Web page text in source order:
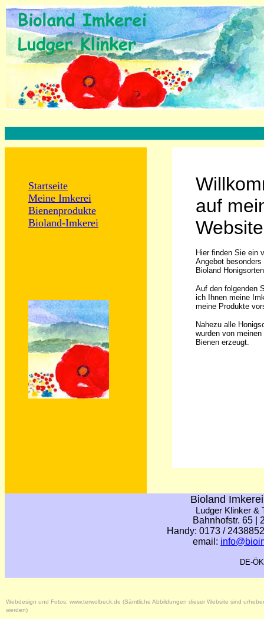
Startseite
Meine Imkerei
Bienenprodukte
Bioland-Imkerei
auf
Website
Hier finden Sie ein
Angebot besonders
Bioland
Auf den folgenden
ich Ihnen meine
meine Produkte
Nahezu alle
wurden von meinen
Bienen erzeugt.
Bioland
Ludger Klinker &
Bahnhofstr. 65 |
Handy: 0173 /
email:
DE-
Webdesign und Fotos: www.terwolbeck.de (Sämtliche Abbildungen dieser Website sind
werden)